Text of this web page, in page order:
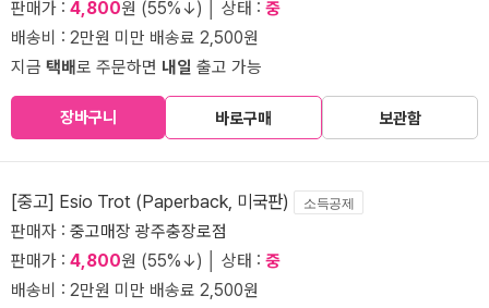
판매가 : 4,800원 (55%↓) │ 상태 : 중
배송비 : 2만원 미만 배송료 2,500원
지금 택배로 주문하면 내일 출고 가능
장바구니 바로구매 보관함
[중고] Esio Trot (Paperback, 미국판) 소득공제
판매자 : 중고매장 광주충장로점
판매가 : 4,800원 (55%↓) │ 상태 : 중
배송비 : 2만원 미만 배송료 2,500원